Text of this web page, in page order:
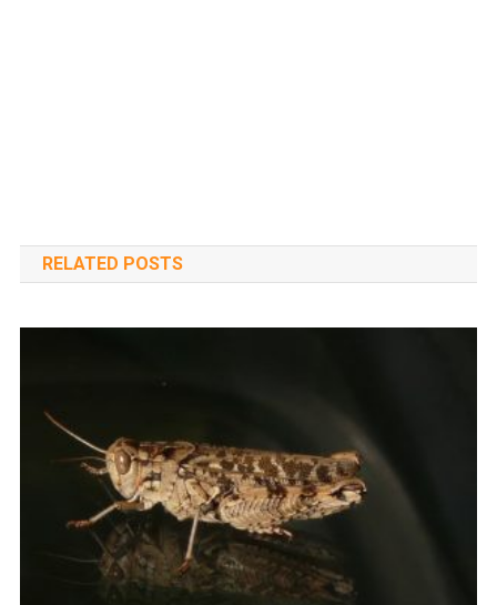
RELATED POSTS